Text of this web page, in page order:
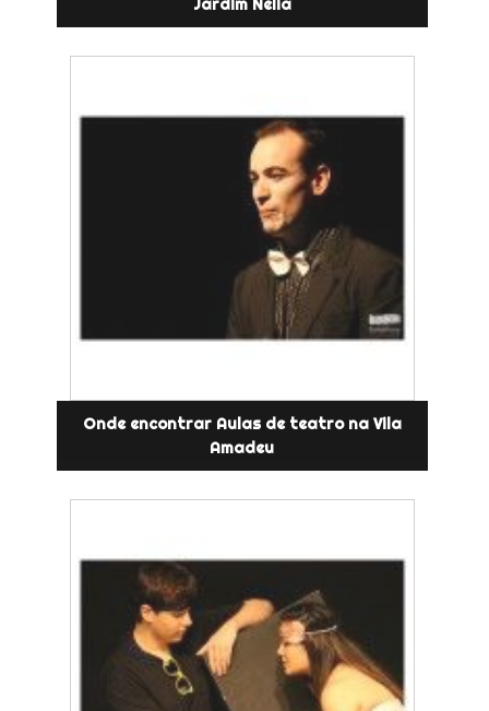
Onde encontrar Aulas de teatro na Vila
Amadeu